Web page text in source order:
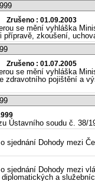
Zrušeno : 01.09.2003
se mění vyhláška
zkoušení,
Zrušeno : 01.07.2005
se mění vyhláška
zdravotního pojištění a
Ústavního soudu č. 38/
Dohody mezi
sjednání Dohody mezi
a